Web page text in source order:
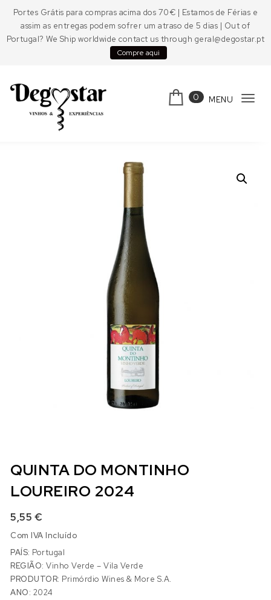
Portes Grátis para compras acima dos 70€ | Estamos de Férias e
assim as entregas podem sofrer um atraso de 5 dias | Out of
Portugal? We Ship worldwide contact us through geral@degostar.pt
Compre aqui
0 MENU
QUINTA DO MONTINHO
LOUREIRO 2024
5,55 €
Com IVA Incluído
PAÍS: Portugal
REGIÃO: Vinho Verde – Vila Verde
PRODUTOR: Primórdio Wines & More S.A.
ANO: 2024